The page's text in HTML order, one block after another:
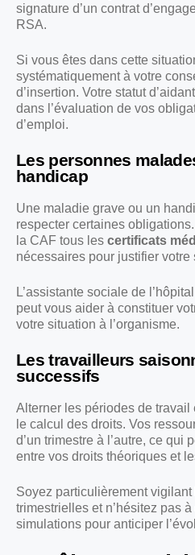
signature d’un contrat
RSA.
Si vous êtes dans cette
systématiquement à votre
d’insertion. Votre statut
dans l’évaluation de vos
d’emploi.
Les personnes
handicap
Une maladie grave ou un
respecter certaines
la CAF tous les certificats
nécessaires pour justifier votre
L’assistante sociale de
peut vous aider à constituer
votre situation à l’organisme.
Les travailleurs
successifs
Alterner les périodes de
le calcul des droits. Vos
d’un trimestre à l’autre, ce qui
entre vos droits théoriques et
Soyez particulièrement
trimestrielles et n’hésitez pas
simulations pour anticiper